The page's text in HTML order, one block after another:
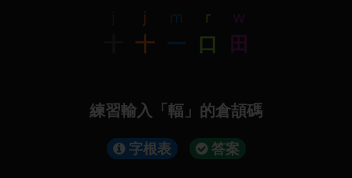
j
十
m
一
r
口
w
田
練習輸入「輻」的倉頡碼
字根表 答案